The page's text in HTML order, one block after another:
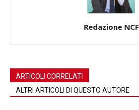
Redazione NCF
ARTICOLI CORRELATI
ALTRI ARTICOLI DI QUESTO AUTORE